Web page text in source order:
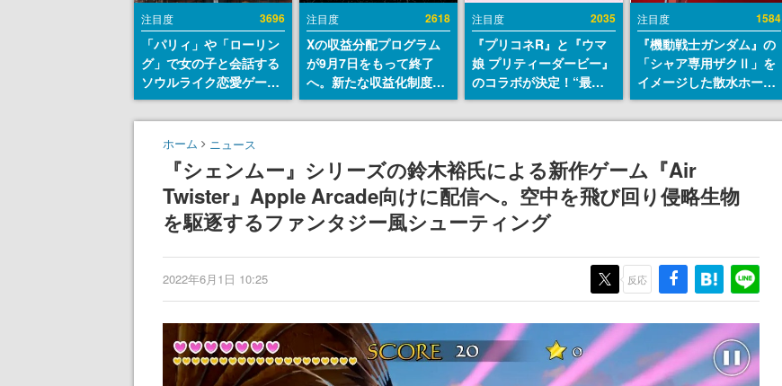
注目度 3696
「パリィ」や「ローリン
グ」で女の子と会話する
ソウルライク恋愛ゲーム
『小早川さんはソウルラ
イク』無料公開。返事に
失敗すると「YOU
DIED」
注目度 2618
Xの収益分配プログラム
が9月7日をもって終了
へ。新たな収益化制度
「Original Content
Rewards Program」を
注目度 2035
『プリコネR』と『ウマ
娘 プリティーダービー』
のコラボが決定！“最大
170連無料”の8.5周年キ
ャンペーンなども発表
注目度 1584
『機動戦士ガンダム』の
「シャア専用ザクⅡ」を
イメージした散水ホース
リールが予約開始。本体
にはシャアのパーソナル
エンブレム、型式番号な
どを配置
ホーム ニュース
『シェンムー』シリーズの鈴木裕氏による新作ゲーム『Air
Twister』Apple Arcade向けに配信へ。空中を飛び回り侵略生物
を駆逐するファンタジー風シューティング
2022年6月1日 10:25 反応